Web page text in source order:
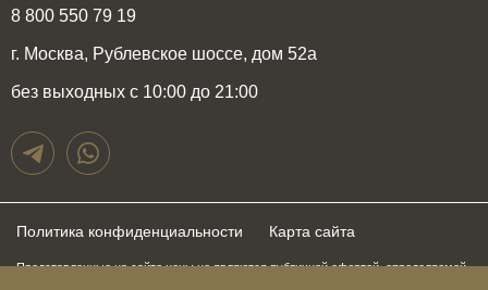
8 800 550 79 19
г. Москва, Рублевское шоссе, дом 52а
без выходных с 10:00 до 21:00
Политика конфиденциальности Карта сайта
Представленные на сайте цены не являются публичной офертой, определяемой